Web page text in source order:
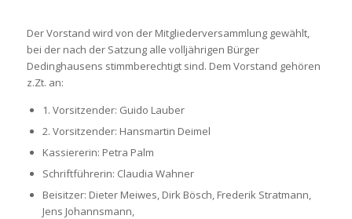
Der Vorstand wird von der Mitgliederversammlung gewählt,
bei der nach der Satzung alle volljährigen Bürger
Dedinghausens stimmberechtigt sind. Dem Vorstand gehören
z.Zt. an:
1. Vorsitzender: Guido Lauber
2. Vorsitzender: Hansmartin Deimel
Kassiererin: Petra Palm
Schriftführerin: Claudia Wahner
Beisitzer: Dieter Meiwes, Dirk Bösch, Frederik Stratmann,
Jens Johannsmann,